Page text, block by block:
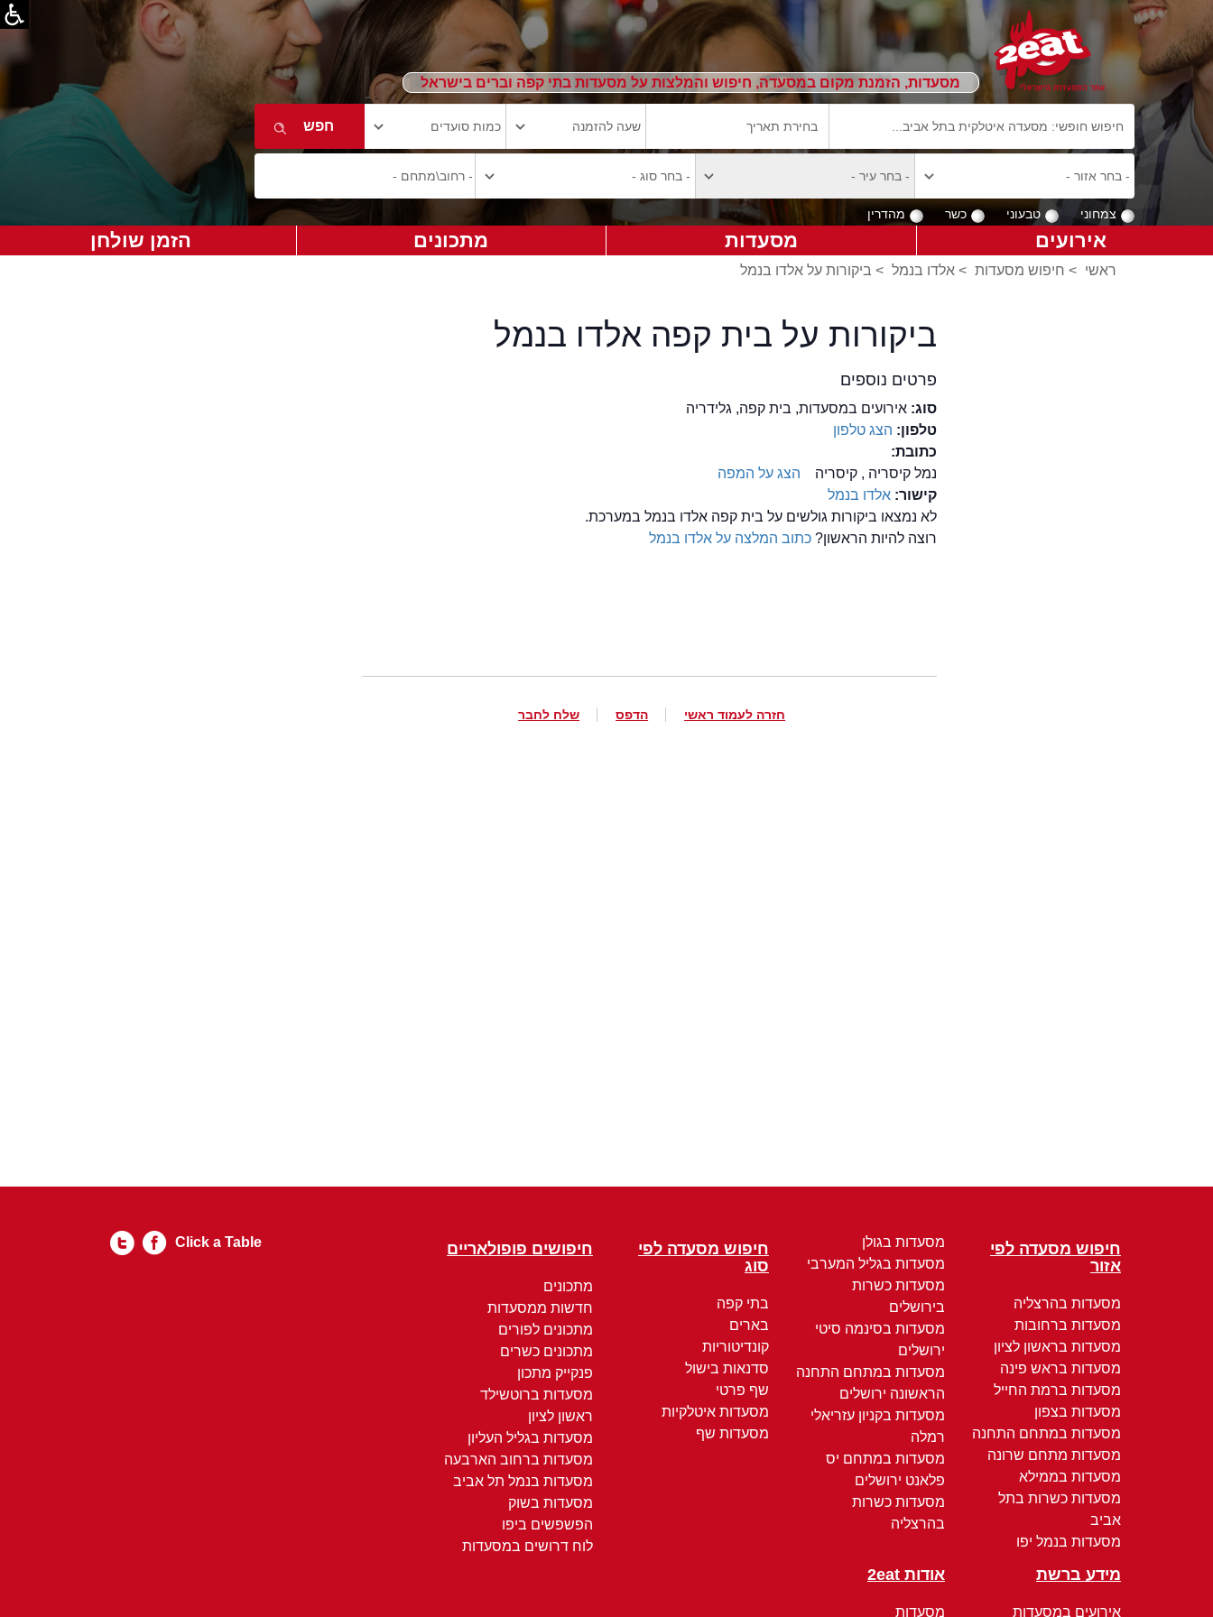
מסעדות, הזמנת מקום במסעדה, חיפוש והמלצות על מסעדות בתי קפה וברים בישראל
צמחוני טבעוני כשר מהדרין
אירועים מסעדות מתכונים הזמן שולחן
ראשי > חיפוש מסעדות > אלדו בנמל > ביקורות על אלדו בנמל
ביקורות על בית קפה אלדו בנמל
פרטים נוספים
סוג:אירועים במסעדות, בית קפה, גלידריה
טלפון: הצג טלפון
כתובת:
נמל קיסריה , קיסריה
הצג על המפה
קישור:אלדו בנמל
לא נמצאו ביקורות גולשים על בית קפה אלדו בנמל במערכת.
רוצה להיות הראשון?כתוב המלצה על אלדו בנמל
חזרה לעמוד ראשי הדפס שלח לחבר
חיפוש מסעדה לפי
אזור
מסעדות בהרצליה
מסעדות ברחובות
מסעדות בראשון לציון
מסעדות בראש פינה
מסעדות ברמת החייל
מסעדות בצפון
מסעדות במתחם התחנה
מסעדות מתחם שרונה
מסעדות בממילא
מסעדות כשרות בתל
אביב
מסעדות בנמל יפו
מסעדות בגולן
מסעדות בגליל המערבי
מסעדות כשרות
בירושלים
מסעדות בסינמה סיטי
ירושלים
מסעדות במתחם התחנה
הראשונה ירושלים
מסעדות בקניון עזריאלי
רמלה
מסעדות במתחם יס
פלאנט ירושלים
מסעדות כשרות
בהרצליה
חיפוש מסעדה לפי
סוג
בתי קפה
בארים
קונדיטוריות
סדנאות בישול
שף פרטי
מסעדות איטלקיות
מסעדות שף
חיפושים פופולאריים
מתכונים
חדשות ממסעדות
מתכונים לפורים
מתכונים כשרים
פנקייק מתכון
מסעדות ברוטשילד
ראשון לציון
מסעדות בגליל העליון
מסעדות ברחוב הארבעה
מסעדות בנמל תל אביב
מסעדות בשוק
הפשפשים ביפו
לוח דרושים במסעדות
מידע ברשת
אירועים במסעדות
אודות 2eat
מסעדות
Click a Table